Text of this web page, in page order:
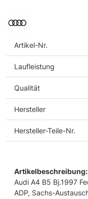
Artikel-Nr.
Laufleistung
Qualität
Hersteller
Hersteller-Teile-Nr.
Artikelbeschreibung:
Audi A4 B5 Bj.1997
ADP, Sachs-